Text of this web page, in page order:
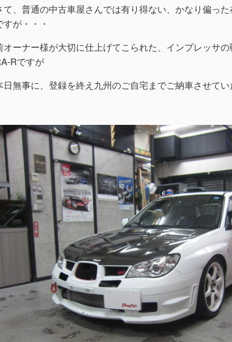
て、普通の中古車屋さんでは有り得ない、かなり偏っ
すが・・・
オーナー様が大切に仕上げてこられた、インプレッサ
Rですが
日無事に、登録を終え九州のご自宅までご納車させてい